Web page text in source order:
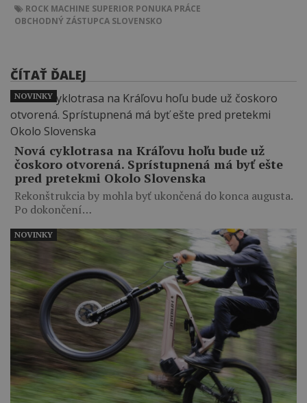
ROCK MACHINE SUPERIOR PONUKA PRÁCE
OBCHODNÝ ZÁSTUPCA SLOVENSKO
ČÍTAŤ ĎALEJ
Nová cyklotrasa na Kráľovu hoľu bude už
čoskoro otvorená. Sprístupnená má byť ešte
pred pretekmi Okolo Slovenska
Rekonštrukcia by mohla byť ukončená do konca augusta.
Po dokončení…
NOVINKY
NOVINKY